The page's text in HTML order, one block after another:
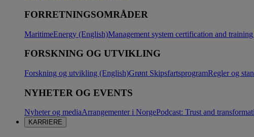
FORRETNINGSOMRÅDER
MaritimeEnergy (English)Management system certification and
FORSKNING OG UTVIKLING
Forskning og utvikling (English)Grønt SkipsfartsprogramRegler og
NYHETER OG EVENTS
Nyheter og mediaArrangementer i NorgePodcast: Trust and
KARRIERE